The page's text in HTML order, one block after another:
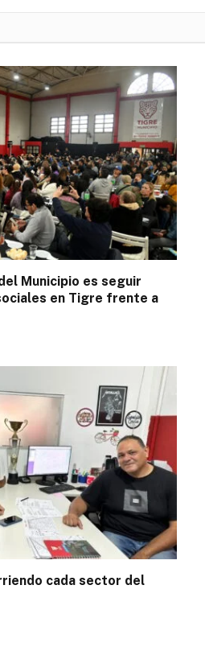
Municipio es seguir
en Tigre frente a
cada sector del